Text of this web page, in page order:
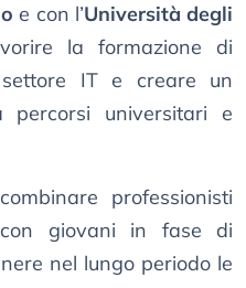
e con l’Università degli
la formazione di
IT e creare un
percorsi universitari e
professionisti
con giovani in fase di
nel lungo periodo le